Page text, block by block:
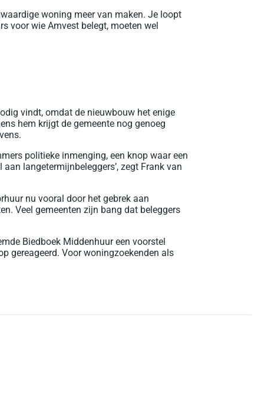
woning meer van maken. Je loopt
voor wie Amvest belegt, moeten wel
vindt, omdat de nieuwbouw het enige
hem krijgt de gemeente nog genoeg
politieke inmenging, een knop waar een
langetermijnbeleggers’, zegt Frank van
nu vooral door het gebrek aan
Veel gemeenten zijn bang dat beleggers
Biedboek Middenhuur een voorstel
gereageerd. Voor woningzoekenden als